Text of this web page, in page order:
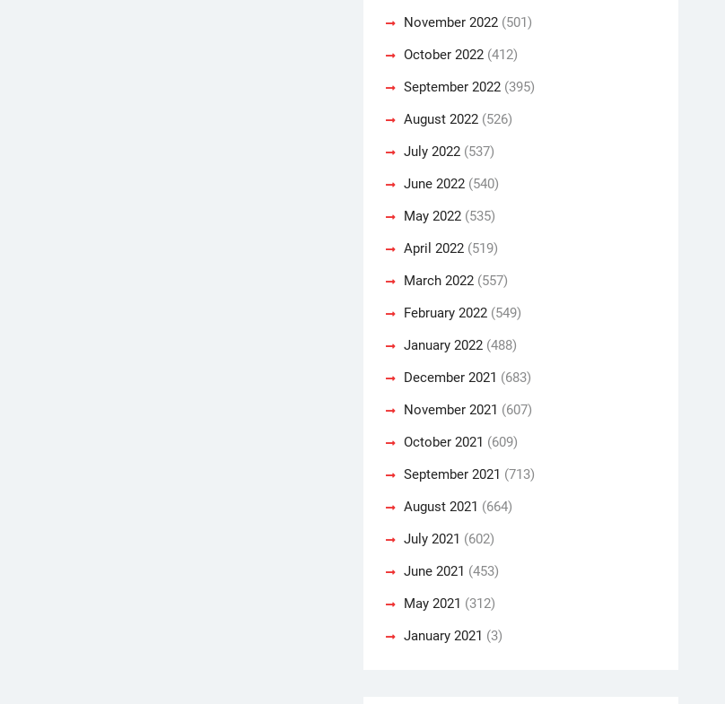
November 2022 (501)
October 2022 (412)
September 2022 (395)
August 2022 (526)
July 2022 (537)
June 2022 (540)
May 2022 (535)
April 2022 (519)
March 2022 (557)
February 2022 (549)
January 2022 (488)
December 2021 (683)
November 2021 (607)
October 2021 (609)
September 2021 (713)
August 2021 (664)
July 2021 (602)
June 2021 (453)
May 2021 (312)
January 2021 (3)